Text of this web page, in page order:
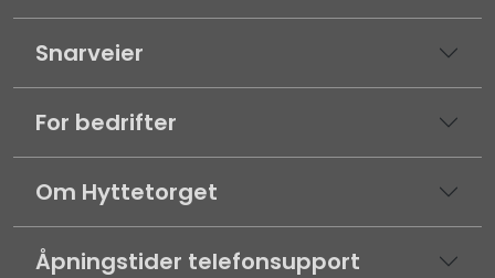
Snarveier
For bedrifter
Om Hyttetorget
Åpningstider telefonsupport